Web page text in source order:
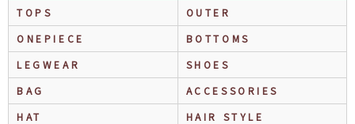
TOPS
OUTER
ONEPIECE
BOTTOMS
LEGWEAR
SHOES
BAG
ACCESSORIES
HAT
HAIR STYLE